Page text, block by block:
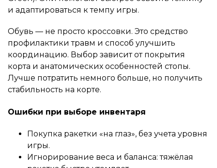
и адаптироваться к темпу игры.
Обувь — не просто кроссовки. Это средство
профилактики травм и способ улучшить
координацию. Выбор зависит от покрытия
корта и анатомических особенностей стопы.
Лучше потратить немного больше, но получить
стабильность на корте.
Ошибки при выборе инвентаря
Покупка ракетки «на глаз», без учета уровня
игры.
Игнорирование веса и баланса: тяжёлая